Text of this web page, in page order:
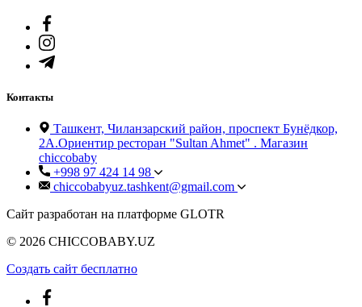
Контакты
Ташкент, Чиланзарский район, проспект Бунёдкор,
2А.Ориентир ресторан "Sultan Ahmet" . Магазин
chiccobaby
+998 97 424 14 98
chiccobabyuz.tashkent@gmail.com
Сайт разработан на платформе GLOTR
© 2026 CHICCOBABY.UZ
Создать cайт бесплатно